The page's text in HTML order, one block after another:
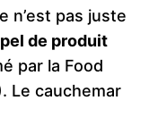
n’est pas juste
de produit
par la Food
Le cauchemar